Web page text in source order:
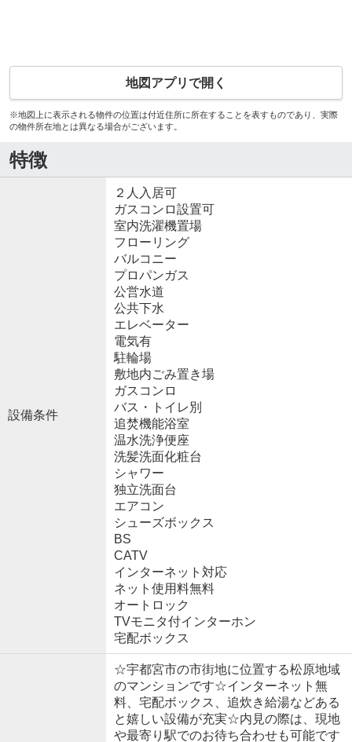
地図アプリで開く
※地図上に表示される物件の位置は付近住所に所在することを表すものであり、実際
の物件所在地とは異なる場合がございます。
特徴
設備条件
２人入居可
ガスコンロ設置可
室内洗濯機置場
フローリング
バルコニー
プロパンガス
公営水道
公共下水
エレベーター
電気有
駐輪場
敷地内ごみ置き場
ガスコンロ
バス・トイレ別
追焚機能浴室
温水洗浄便座
洗髪洗面化粧台
シャワー
独立洗面台
エアコン
シューズボックス
BS
CATV
インターネット対応
ネット使用料無料
オートロック
TVモニタ付インターホン
宅配ボックス
☆宇都宮市の市街地に位置する松原地域
のマンションです☆インターネット無
料、宅配ボックス、追炊き給湯などある
と嬉しい設備が充実☆内見の際は、現地
や最寄り駅でのお待ち合わせも可能です